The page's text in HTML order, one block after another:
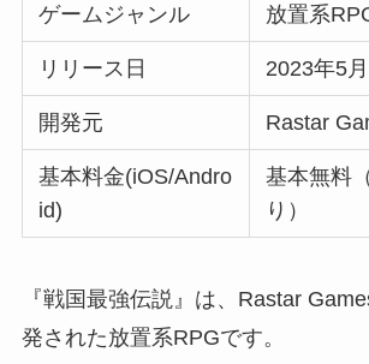
ゲームジャンル 放置系
リリース日 2023年5
開発元 Rastar
基本料金(iOS/Andro
id)
基本無料
り）
『戦国最強伝説』は、Rastar
発された放置系RPGです。